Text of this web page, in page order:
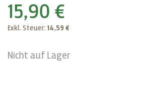
15,90 €
Exkl. Steuer: 14,59 €
Nicht auf Lager